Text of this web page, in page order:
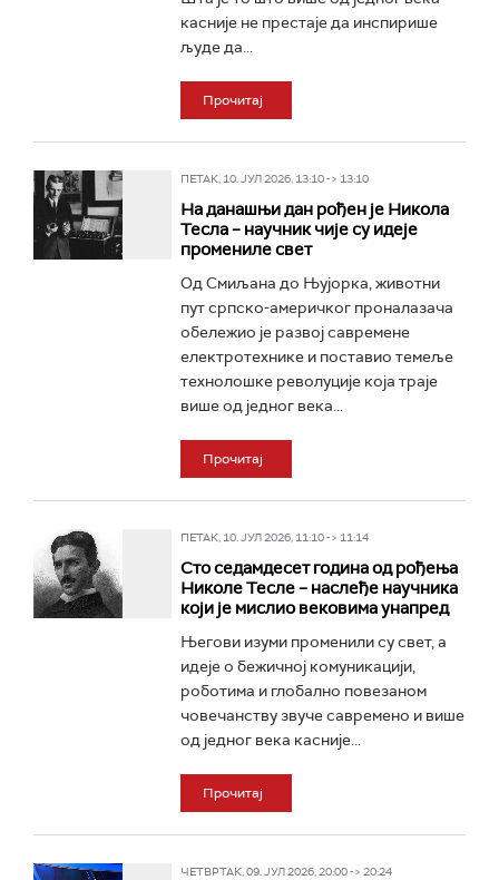
касније не престаје да инспирише
људе да...
Прочитај
ПЕТАК, 10. ЈУЛ 2026, 13:10 -> 13:10
На данашњи дан рођен је Никола
Тесла – научник чије су идеје
промениле свет
Од Смиљана до Њујорка, животни
пут српско-америчког проналазача
обележио је развој савремене
електротехнике и поставио темеље
технолошке револуције која траје
више од једног века...
Прочитај
ПЕТАК, 10. ЈУЛ 2026, 11:10 -> 11:14
Сто седамдесет година од рођења
Николе Тесле – наслеђе научника
који је мислио вековима унапред
Његови изуми променили су свет, а
идеје о бежичној комуникацији,
роботима и глобално повезаном
човечанству звуче савремено и више
од једног века касније...
Прочитај
ЧЕТВРТАК, 09. ЈУЛ 2026, 20:00 -> 20:24